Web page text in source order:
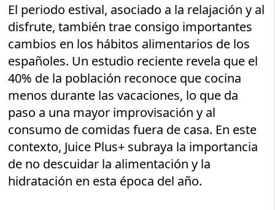
El periodo estival, asociado a la relajación y al
disfrute, también trae consigo importantes
cambios en los hábitos alimentarios de los
españoles. Un estudio reciente revela que el
40% de la población reconoce que cocina
menos durante las vacaciones, lo que da
paso a una mayor improvisación y al
consumo de comidas fuera de casa. En este
contexto, Juice Plus+ subraya la importancia
de no descuidar la alimentación y la
hidratación en esta época del año.